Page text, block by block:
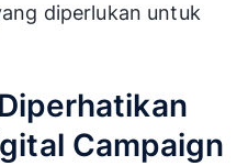
diperlukan untuk
Campaign